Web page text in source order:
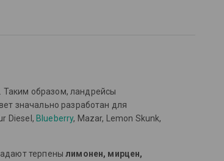
Таким образом, ландрейсы
значально разработан для
Diesel, Blueberry, Mazar, Lemon Skunk,
терпенылимонен, мирцен,